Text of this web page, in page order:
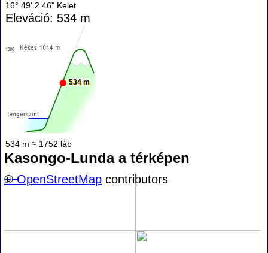
16° 49' 2.46" Kelet
Eleváció: 534 m
534 m
534 m ≈ 1752 láb
Kasongo-Lunda a térképen
+−
©OpenStreetMap contributors